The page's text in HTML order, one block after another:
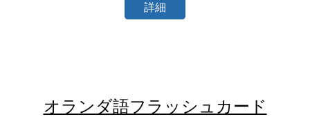
詳細
オランダ語フラッシュカード